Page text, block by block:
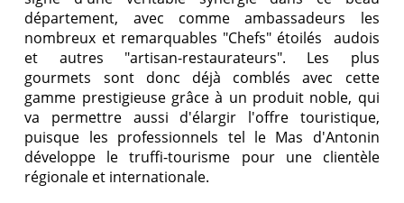
département, avec comme ambassadeurs les
nombreux et remarquables "Chefs" étoilés audois
et autres "artisan-restaurateurs". Les plus
gourmets sont donc déjà comblés avec cette
gamme prestigieuse grâce à un produit noble, qui
va permettre aussi d'élargir l'offre touristique,
puisque les professionnels tel le Mas d'Antonin
développe le truffi-tourisme pour une clientèle
régionale et internationale.